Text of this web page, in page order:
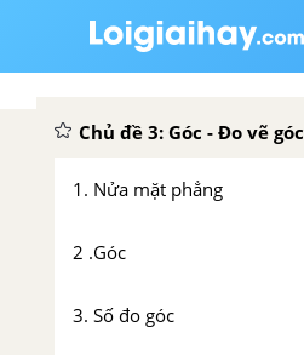
học Toán 6
Chủ đề 3: Góc - Đo vẽ góc
1. Nửa mặt phẳng
2 .Góc
3. Số đo góc